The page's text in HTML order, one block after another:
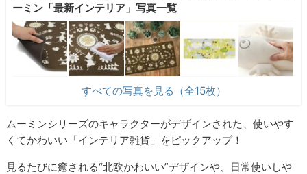
ーミン「最新インテリア」写真一覧
すべての写真を見る（全15枚）
ムーミンシリーズのキャラクターがデザインされた、使いやす
くてかわいい「インテリア雑貨」をピックアップ！
見るたびに癒される“北欧かわいい”デザインや、日常使いしや